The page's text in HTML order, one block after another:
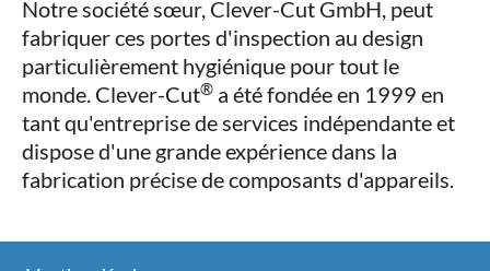
Notre société sœur, Clever-Cut GmbH, peut
fabriquer ces portes d'inspection au design
particulièrement hygiénique pour tout le
monde. Clever-Cut® a été fondée en 1999 en
tant qu'entreprise de services indépendante et
dispose d'une grande expérience dans la
fabrication précise de composants d'appareils.